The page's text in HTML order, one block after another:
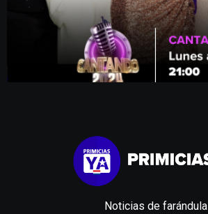
Noticias de farándula